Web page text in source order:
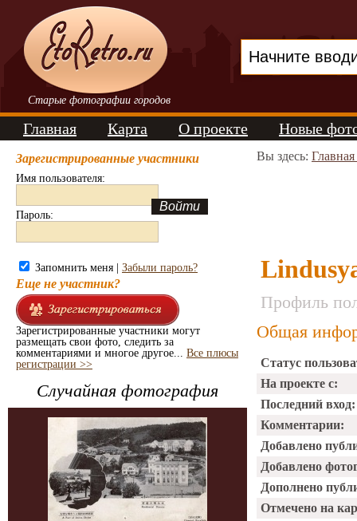
Старые фотографии городов
Главная Карта О проекте Новые
Зарегистрированные участники
Имя пользователя:
Пароль:
Запомнить меня | Забыли пароль?
Еще не участник?
Зарегистрированные участники могут
размещать свои фото, следить за
комментариями и многое другое... Все плюсы
регистрации >>
Случайная фотография
Вы здесь:
Профиль
Общая
Статус
На проекте с:
Последний вход:
Комментарии:
Добавлено
Добавлено
Дополнено
Отмечено на